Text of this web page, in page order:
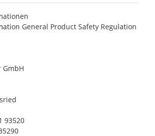
General Product Safety Regulation
GmbH
93520